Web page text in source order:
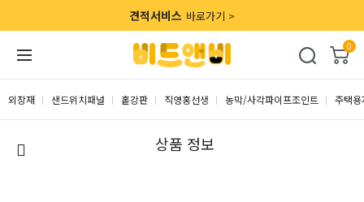
견적서비스 바로가기 >
0
외장재 샌드위치패널 홑강판 직영홍선생 농막/사각파이프조인트 주택용
상품 정보